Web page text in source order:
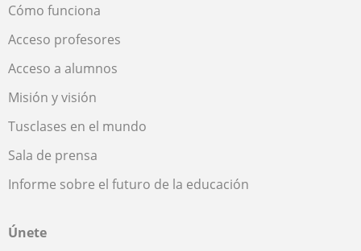
Cómo funciona
Acceso profesores
Acceso a alumnos
Misión y visión
Tusclases en el mundo
Sala de prensa
Informe sobre el futuro de la educación
Únete